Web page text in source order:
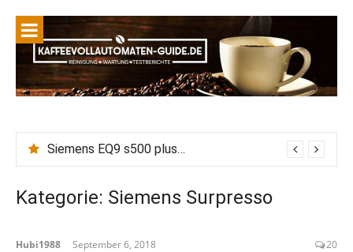
Siemens EQ9 s500 plus connect Wasserhärte einstellen, Entkalken vs Calc n Clean: Wie wirkt die eingestellte Wasserhärte auf Entkalkungszyklen?
Kategorie: Siemens Surpresso
Hubi1988 September 6, 2018 20